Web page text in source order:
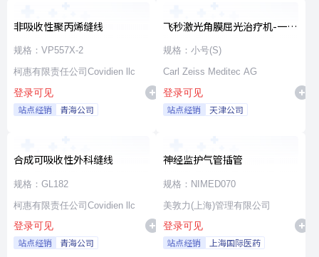
非吸收性聚丙烯缝线
规格：VP557X-2
柯惠有限责任公司Covidien llc
登录可见
站点经销 青海公司
飞秒激光角膜屈光治疗机-一次
性使用无菌治疗包
规格：小号(S)
Carl Zeiss Meditec AG
登录可见
站点经销 天津公司
合成可吸收性外科缝线
规格：GL182
柯惠有限责任公司Covidien llc
登录可见
站点经销 青海公司
神经监护气管插管
规格：NIMED070
美敦力(上海)管理有限公司
登录可见
站点经销 上海国际医药